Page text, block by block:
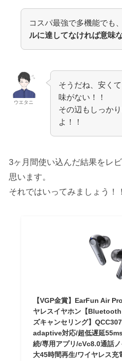
コスパ最強で多機能でも
ルに達してなければ意味
ウエタニ
そうだね、安く
味がない！！
その辺もしっか
よ！！
3ヶ月間使い込んだ結果をレ
思います。
それではいってみましょう！！
【VGP金賞】EarFun Air
ヤレスイヤホン【
ズキャンセリング】
adaptive対応/超低遅延
続/専用アプリ/cVc8.0通話
大45時間再生/ワイヤレス充